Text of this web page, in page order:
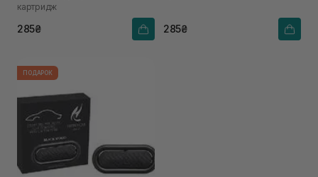
картридж
285₴ 285₴
ПОДАРОК